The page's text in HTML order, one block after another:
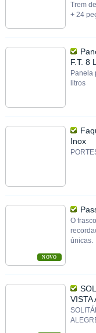
Trem
+ 24
F.T. 8
Panela
litros
Inox
NOVO
O
únicas.
VISTA